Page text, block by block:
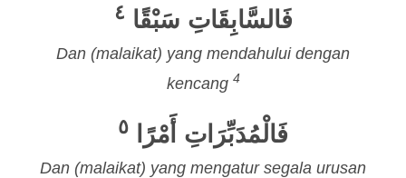
فَالسَّابِقَاتِ سَبْقًا ٤
Dan (malaikat) yang mendahului dengan
kencang 4
فَالْمُدَبِّرَاتِ أَمْرًا ٥
Dan (malaikat) yang mengatur segala urusan